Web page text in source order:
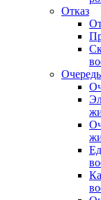
Отказ
Очередь